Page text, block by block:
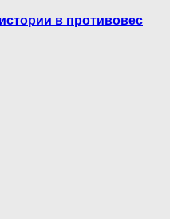
в противовес